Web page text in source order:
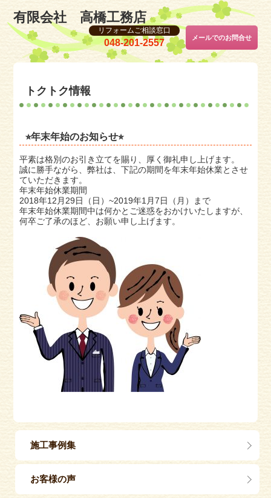
有限会社 高橋工務店
リフォームご相談窓口
048-201-2557 メールでのお問合せ
トクトク情報
⭐︎年末年始のお知らせ⭐︎
平素は格別のお引き立てを賜り、厚く御礼申し上げます。
誠に勝手ながら、弊社は、下記の期間を年末年始休業とさせ
ていただきます。
年末年始休業期間
2018年12月29日（日）~2019年1月7日（月）まで
年末年始休業期間中は何かとご迷惑をおかけいたしますが、
何卒ご了承のほど、お願い申し上げます。
施工事例集
お客様の声